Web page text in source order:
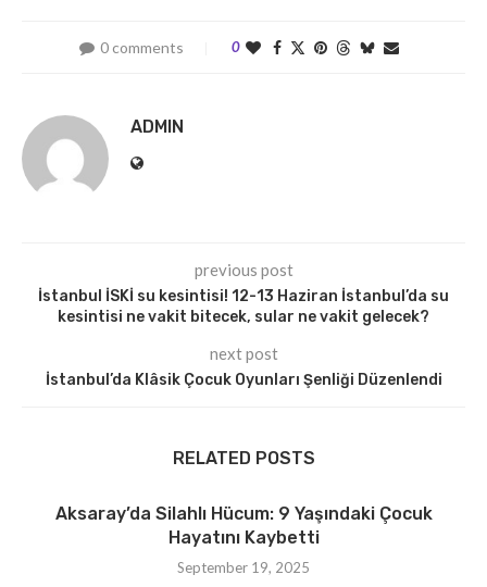
0 comments 0
ADMIN
previous post
İstanbul İSKİ su kesintisi! 12-13 Haziran İstanbul’da su
kesintisi ne vakit bitecek, sular ne vakit gelecek?
next post
İstanbul’da Klâsik Çocuk Oyunları Şenliği Düzenlendi
RELATED POSTS
Aksaray’da Silahlı Hücum: 9 Yaşındaki Çocuk
Hayatını Kaybetti
September 19, 2025